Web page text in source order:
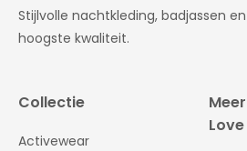
Stijlvolle nachtkleding, badjassen
hoogste kwaliteit.
Collectie
Activewear
Love